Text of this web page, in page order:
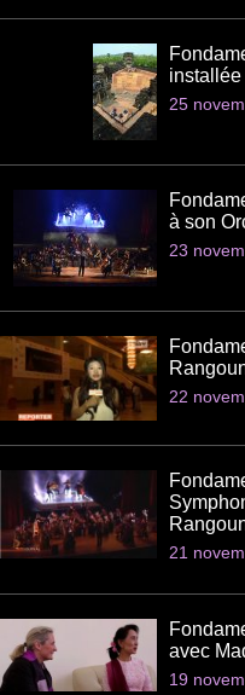
installée
25
à son
23
22
21
avec
19